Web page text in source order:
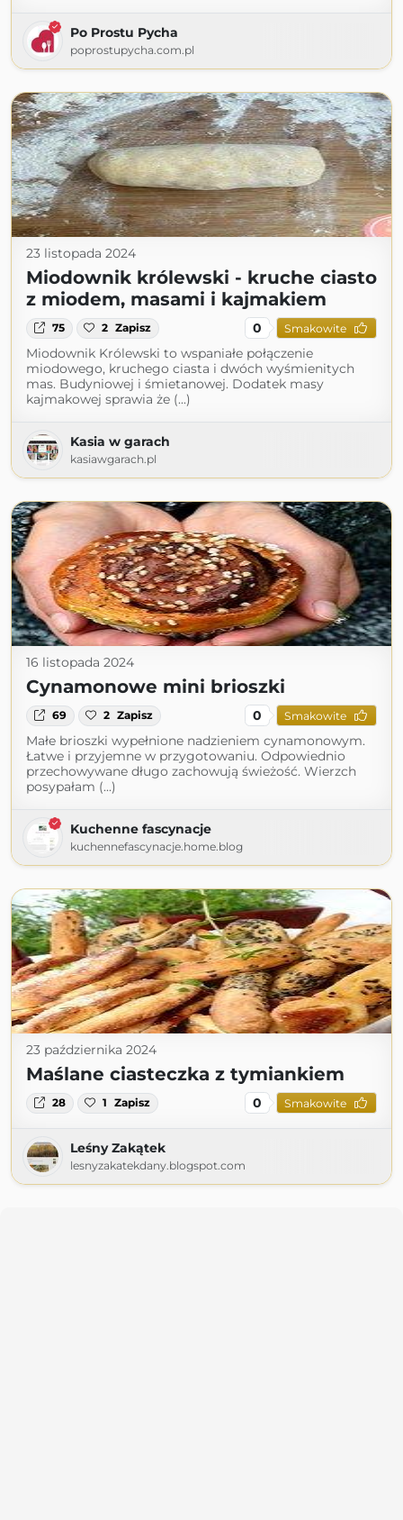
Po Prostu Pycha
poprostupycha.com.pl
23 listopada 2024
Miodownik królewski - kruche ciasto
z miodem, masami i kajmakiem
75 2 Zapisz 0 Smakowite
Miodownik Królewski to wspaniałe połączenie
miodowego, kruchego ciasta i dwóch wyśmienitych
mas. Budyniowej i śmietanowej. Dodatek masy
kajmakowej sprawia że (...)
Kasia w garach
kasiawgarach.pl
16 listopada 2024
Cynamonowe mini brioszki
69 2 Zapisz 0 Smakowite
Małe brioszki wypełnione nadzieniem cynamonowym.
Łatwe i przyjemne w przygotowaniu. Odpowiednio
przechowywane długo zachowują świeżość. Wierzch
posypałam (...)
Kuchenne fascynacje
kuchennefascynacje.home.blog
23 października 2024
Maślane ciasteczka z tymiankiem
28 1 Zapisz 0 Smakowite
Leśny Zakątek
lesnyzakatekdany.blogspot.com